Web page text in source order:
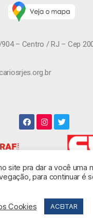
– Centro / RJ – Cep
site pra dar a você uma
para continuar é
Cookies ACEITAR